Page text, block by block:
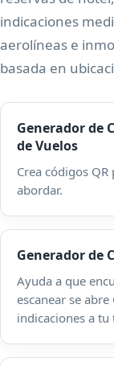
indicaciones
aerolíneas e
basada en
Generador de
de Vuelos
Crea códigos
abordar.
Generador de
Ayuda a que
escanear se
indicaciones a